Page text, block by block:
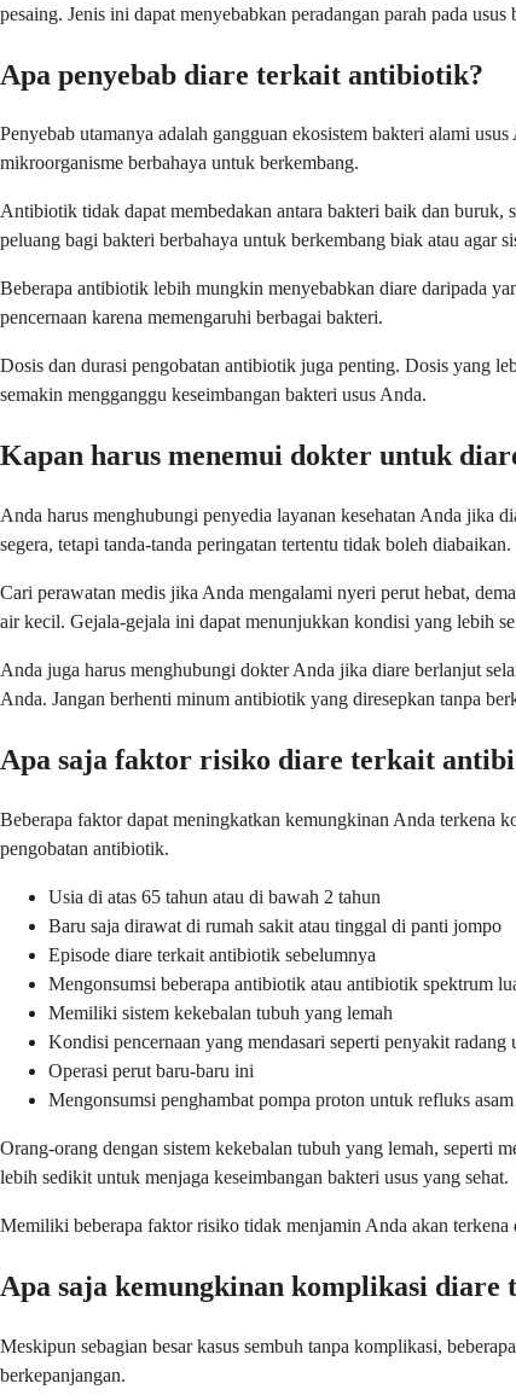
pesaing. Jenis ini dapat menyebabkan peradangan parah pada
Apa penyebab diare terkait antibiotik?
Penyebab utamanya adalah gangguan ekosistem bakteri alami
mikroorganisme berbahaya untuk berkembang.
Antibiotik tidak dapat membedakan antara bakteri baik dan buruk,
peluang bagi bakteri berbahaya untuk berkembang biak atau agar
Beberapa antibiotik lebih mungkin menyebabkan diare daripada
pencernaan karena memengaruhi berbagai bakteri.
Dosis dan durasi pengobatan antibiotik juga penting. Dosis yang
semakin mengganggu keseimbangan bakteri usus Anda.
Kapan harus menemui dokter untuk
Anda harus menghubungi penyedia layanan kesehatan Anda jika
segera, tetapi tanda-tanda peringatan tertentu tidak boleh diabaikan.
Cari perawatan medis jika Anda mengalami nyeri perut hebat,
air kecil. Gejala-gejala ini dapat menunjukkan kondisi yang lebih
Anda juga harus menghubungi dokter Anda jika diare berlanjut
Anda. Jangan berhenti minum antibiotik yang diresepkan tanpa
Apa saja faktor risiko diare terkait
Beberapa faktor dapat meningkatkan kemungkinan Anda terkena
pengobatan antibiotik.
Usia di atas 65 tahun atau di bawah 2 tahun
Baru saja dirawat di rumah sakit atau tinggal di panti jompo
Episode diare terkait antibiotik sebelumnya
Mengonsumsi beberapa antibiotik atau antibiotik spektrum
Memiliki sistem kekebalan tubuh yang lemah
Kondisi pencernaan yang mendasari seperti penyakit radang
Operasi perut baru-baru ini
Mengonsumsi penghambat pompa proton untuk refluks asam
Orang-orang dengan sistem kekebalan tubuh yang lemah, seperti
lebih sedikit untuk menjaga keseimbangan bakteri usus yang sehat.
Memiliki beberapa faktor risiko tidak menjamin Anda akan terkena
Apa saja kemungkinan komplikasi
Meskipun sebagian besar kasus sembuh tanpa komplikasi,
berkepanjangan.